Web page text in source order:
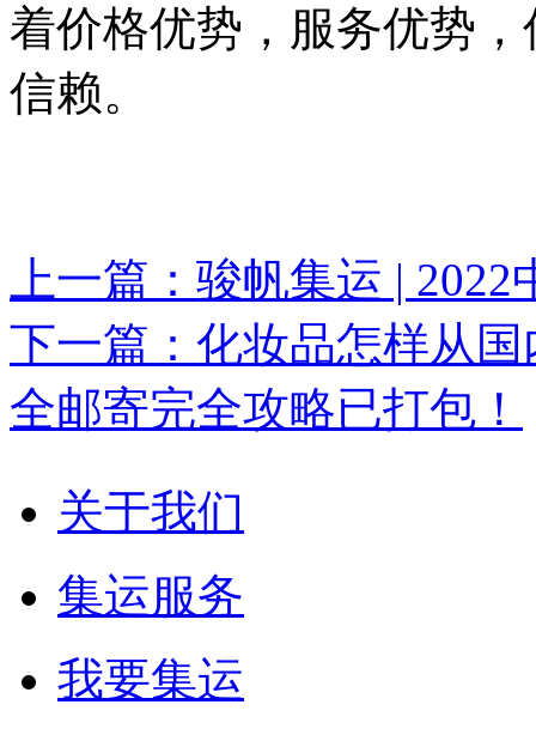
着价格优势，服务优势
信赖。
上一篇：骏帆集运 |
下一篇：化妆品怎样从
全邮寄完全攻略已打包！
关于我们
集运服务
我要集运